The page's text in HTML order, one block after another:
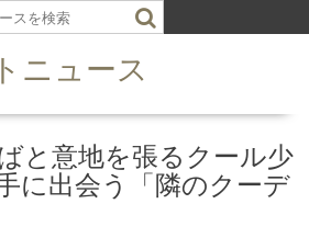
ニュース
と意地を張るクール少
に出会う「隣のクーデ